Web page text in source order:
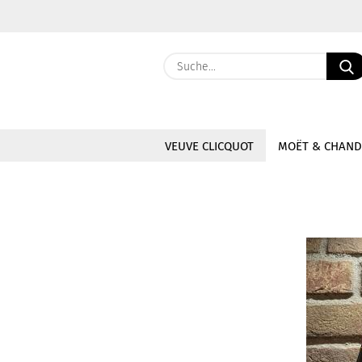
VEUVE CLICQUOT MOËT &